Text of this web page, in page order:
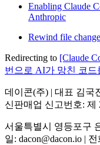
Enabling Claude
Anthropic
Rewind file
Redirecting to [Claude
번으로 AI가 망친 코드
데이콘(주) | 대표 김국
신판매업 신고번호: 제
서울특별시 영등포구
일: dacon@dacon.io |